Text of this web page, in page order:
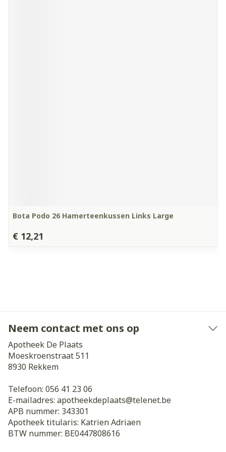
Bota Podo 26 Hamerteenkussen Links Large
€ 12,21
Neem contact met ons op
Apotheek De Plaats
Moeskroenstraat 511
8930 Rekkem
Telefoon: 056 41 23 06
E-mailadres: apotheekdeplaats@telenet.be
APB nummer: 343301
Apotheek titularis: Katrien Adriaen
BTW nummer: BE0447808616